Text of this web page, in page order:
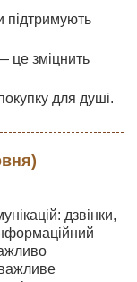
підтримують
це зміцнить
для душі.
дзвінки,